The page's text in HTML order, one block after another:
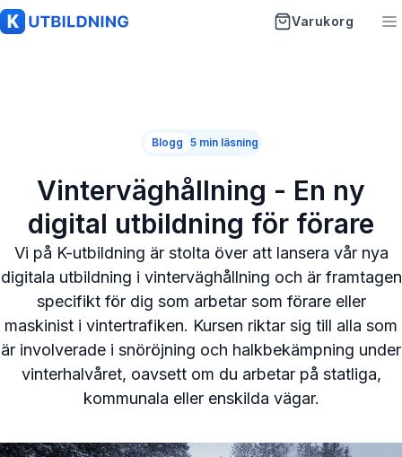
K-Utbildning
Varukorg
Artiklar
Vanliga frågor
Om oss
Kontakt
Blogg 5 min läsning
Vinterväghållning - En ny
digital utbildning för förare
Vi på K-utbildning är stolta över att lansera vår nya
digitala utbildning i vinterväghållning och är framtagen
specifikt för dig som arbetar som förare eller
maskinist i vintertrafiken. Kursen riktar sig till alla som
är involverade i snöröjning och halkbekämpning under
vinterhalvåret, oavsett om du arbetar på statliga,
kommunala eller enskilda vägar.